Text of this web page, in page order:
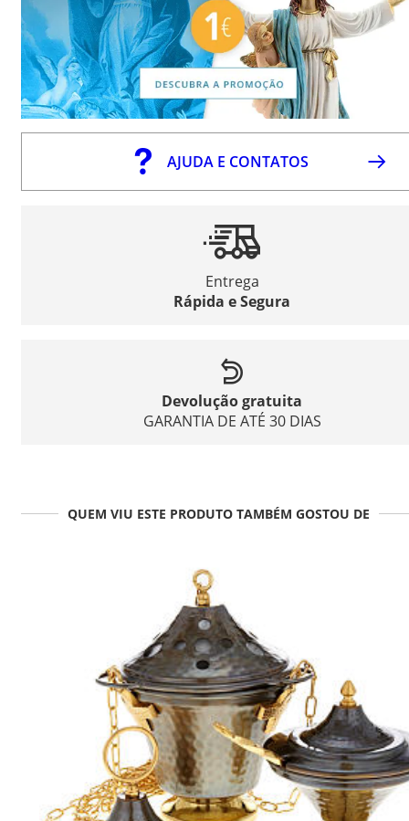
AJUDA E CONTATOS
Entrega
Rápida e Segura
Devolução gratuita
GARANTIA DE ATÉ 30 DIAS
QUEM VIU ESTE PRODUTO TAMBÉM GOSTOU DE